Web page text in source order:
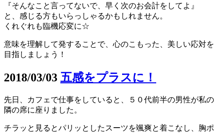
『そんなこと言ってないで、早く次のお会計をしてよ』
と、感じる方もいらっしゃるかもしれません。
くれぐれも臨機応変に☆
意味を理解して発することで、心のこもった、美しい応対を
目指しましょう！
2018/03/03 五感をプラスに！
先日、カフェで仕事をしていると、５０代前半の男性が私の
隣の席に座りました。
チラッと見るとパリッとしたスーツを颯爽と着こなし、胸ポ